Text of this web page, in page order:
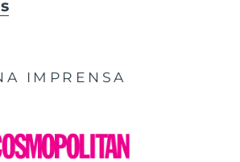
IMPRENSA